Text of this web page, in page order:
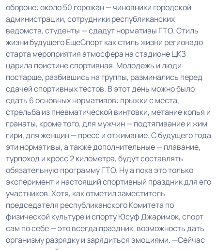
обороне: около 50 горожан — чиновники городской
администрации, сотрудники республиканских
ведомств, студенты — сдадут нормативы ГТО. Стиль
жизни будущего ЕщеСпорт как стиль жизни регионадо
старта мероприятия атмосфера на стадионе ЦКЗ
царила поистине спортивная. Молодежь и люди
постарше, разбившись на группы, разминались перед
сдачей спортивных тестов. В этот день можно было
сдать 6 основных нормативов: прыжки с места,
стрельба из пневматической винтовки, метание копья и
гранаты, кроме того, для мужчин — подтягивание и жим
гири, для женщин — пресс и отжимание. С будущего года
эти нормативы, а также дополнительные — плавание,
турпоход и кросс 2 километра, будут составлять
обязательную программу ГТО. Ну а пока это только
эксперимент и настоящий спортивный праздник для его
участников. Хотя, как отметил заместитель
председателя республиканского Комитета по
физической культуре и спорту Юсуф Джаримок, спорт
сам по себе — это всегда праздник, возможность дать
организму разрядку и зарядиться эмоциями. —Сейчас